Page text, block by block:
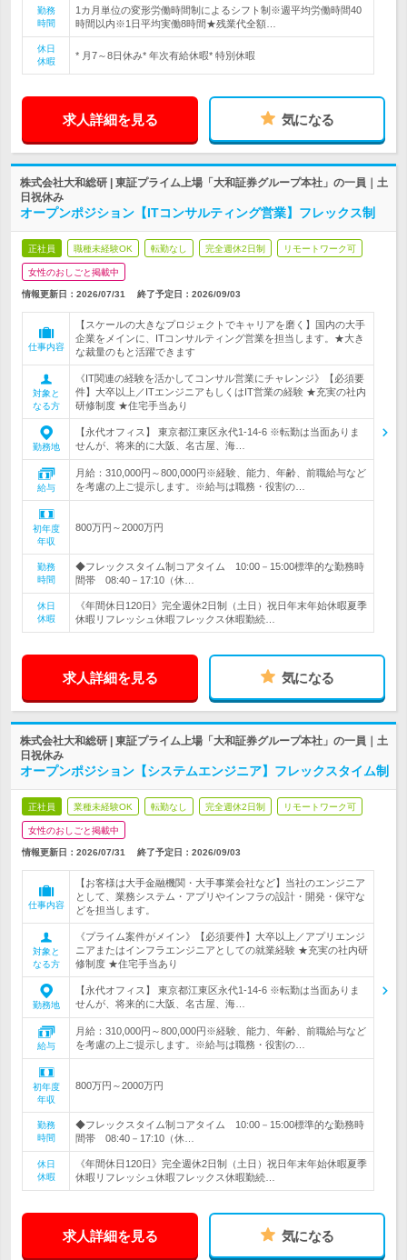
勤務
時間
1カ月単位の変形労働時間制によるシフト制※週平均労働時間40
時間以内※1日平均実働8時間★残業代全額…
休日
休暇
* 月7～8日休み* 年次有給休暇* 特別休暇
求人詳細を見る 気になる
株式会社大和総研 | 東証プライム上場「大和証券グループ本社」の一員｜土
日祝休み
オープンポジション【ITコンサルティング営業】フレックス制
正社員 職種未経験OK 転勤なし 完全週休2日制 リモートワーク可
女性のおしごと掲載中
情報更新日：2026/07/31 終了予定日： 2026/09/03
仕事内容
【スケールの大きなプロジェクトでキャリアを磨く】国内の大手
企業をメインに、ITコンサルティング営業を担当します。★大き
な裁量のもと活躍できます
対象と
なる方
《IT関連の経験を活かしてコンサル営業にチャレンジ》【必須要
件】大卒以上／ITエンジニアもしくはIT営業の経験 ★充実の社内
研修制度 ★住宅手当あり
勤務地
【永代オフィス】 東京都江東区永代1-14-6 ※転勤は当面ありま
せんが、将来的に大阪、名古屋、海…
給与
月給：310,000円～800,000円※経験、能力、年齢、前職給与など
を考慮の上ご提示します。※給与は職務・役割の…
初年度
年収
800万円～2000万円
勤務
時間
◆フレックスタイム制コアタイム 10:00－15:00標準的な勤務時
間帯 08:40－17:10（休…
休日
休暇
《年間休日120日》完全週休2日制（土日）祝日年末年始休暇夏季
休暇リフレッシュ休暇フレックス休暇勤続…
求人詳細を見る 気になる
株式会社大和総研 | 東証プライム上場「大和証券グループ本社」の一員｜土
日祝休み
オープンポジション【システムエンジニア】フレックスタイム制
正社員 業種未経験OK 転勤なし 完全週休2日制 リモートワーク可
女性のおしごと掲載中
情報更新日：2026/07/31 終了予定日： 2026/09/03
仕事内容
【お客様は大手金融機関・大手事業会社など】当社のエンジニア
として、業務システム・アプリやインフラの設計・開発・保守な
どを担当します。
対象と
なる方
《プライム案件がメイン》【必須要件】大卒以上／アプリエンジ
ニアまたはインフラエンジニアとしての就業経験 ★充実の社内研
修制度 ★住宅手当あり
勤務地
【永代オフィス】 東京都江東区永代1-14-6 ※転勤は当面ありま
せんが、将来的に大阪、名古屋、海…
給与
月給：310,000円～800,000円※経験、能力、年齢、前職給与など
を考慮の上ご提示します。※給与は職務・役割の…
初年度
年収
800万円～2000万円
勤務
時間
◆フレックスタイム制コアタイム 10:00－15:00標準的な勤務時
間帯 08:40－17:10（休…
休日
休暇
《年間休日120日》完全週休2日制（土日）祝日年末年始休暇夏季
休暇リフレッシュ休暇フレックス休暇勤続…
求人詳細を見る 気になる